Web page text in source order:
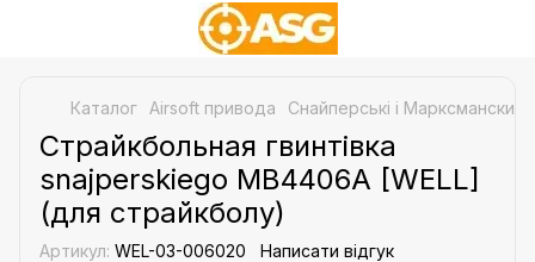
Каталог Airsoft привода Снайперські і Марксманские
Страйкбольная гвинтівка
snajperskiego MB4406A [WELL]
(для страйкболу)
Артикул: WEL-03-006020 Написати відгук